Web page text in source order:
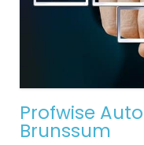
Profwise
Brunssum